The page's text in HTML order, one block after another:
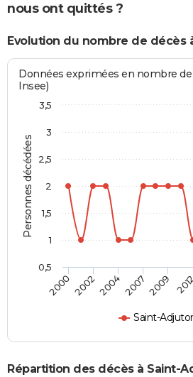
nous ont quittés ?
Evolution du nombre de décès
Personnes décédées
Données exprimées en nombre de
Insee)
Saint-
2000 2002200420072009
0,5
1
1,5
2
2,5
3
3,5
Répartition des décès à Saint-